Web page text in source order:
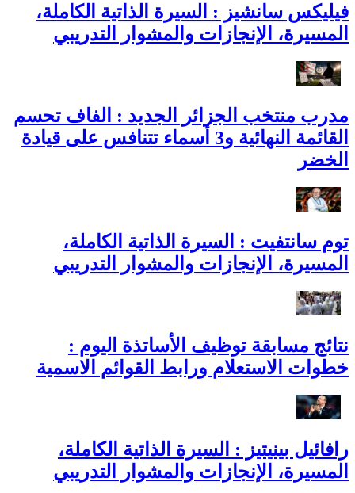
فيليكس سانشيز : السيرة الذاتية الكاملة،
المسيرة، الإنجازات والمشوار التدريبي
مدرب منتخب الجزائر الجديد : الفاف تحسم
القائمة النهائية و3 أسماء تتنافس على قيادة
الخضر
توم سانتفيت : السيرة الذاتية الكاملة،
المسيرة، الإنجازات والمشوار التدريبي
نتائج مسابقة توظيف الأساتذة اليوم :
خطوات الاستعلام ورابط القوائم الاسمية
رافائيل بينيتيز : السيرة الذاتية الكاملة،
المسيرة، الإنجازات والمشوار التدريبي